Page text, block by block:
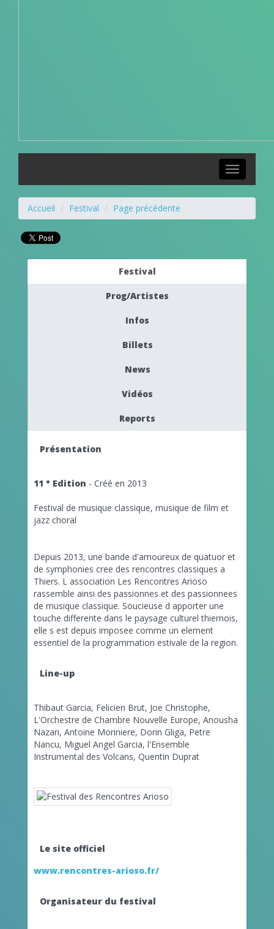
Toggle
navigation
Accueil Festival Page précédente
Festival
Prog/Artistes
Infos
Billets
News
Vidéos
Reports
Présentation
11 ° Edition - Créé en 2013
Festival de musique classique, musique de film et
jazz choral
Depuis 2013, une bande d'amoureux de quatuor et
de symphonies cree des rencontres classiques a
Thiers. L association Les Rencontres Arioso
rassemble ainsi des passionnes et des passionnees
de musique classique. Soucieuse d apporter une
touche differente dans le paysage culturel thiernois,
elle s est depuis imposee comme un element
essentiel de la programmation estivale de la region.
Line-up
Thibaut Garcia, Felicien Brut, Joe Christophe,
L'Orchestre de Chambre Nouvelle Europe, Anousha
Nazari, Antoine Moriniere, Dorin Gliga, Petre
Nancu, Miguel Angel Garcia, l'Ensemble
Instrumental des Volcans, Quentin Duprat
Le site officiel
www.rencontres-arioso.fr/
Organisateur du festival